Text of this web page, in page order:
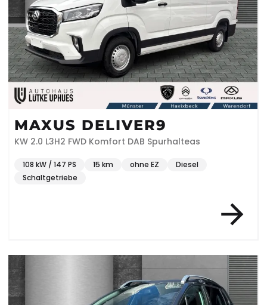
MAXUS DELIVER9
KW 2.0 L3H2 FWD Komfort DAB Spurhalteas
108 kW / 147 PS 15 km ohne EZ
Diesel
Schaltgetriebe